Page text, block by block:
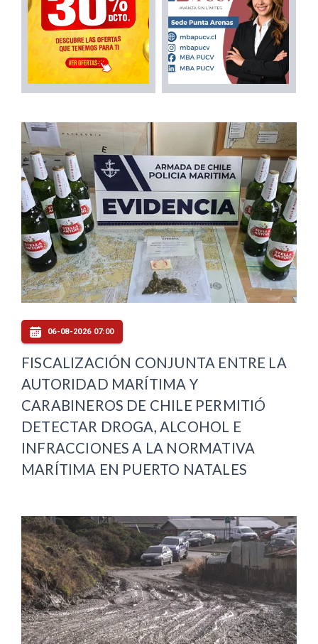
06-08-2026 07:00
FISCALIZACIÓN CONJUNTA ENTRE LA
AUTORIDAD MARÍTIMA Y
CARABINEROS DE CHILE PERMITIÓ
DETECTAR DROGA, ALCOHOL E
INFRACCIONES A LA NORMATIVA
MARÍTIMA EN PUERTO NATALES